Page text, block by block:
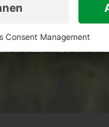
Uhr bis 16:30 Uhr